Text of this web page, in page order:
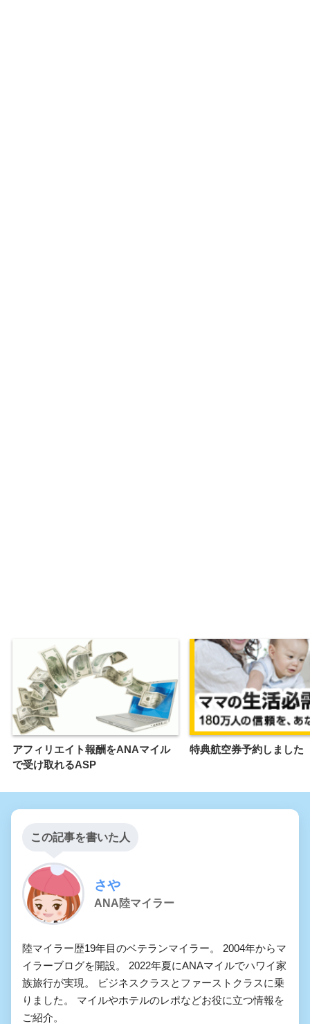
アフィリエイト報酬をANAマイル
で受け取れるASP
特典航空券予約しました
この記事を書いた人
さや
ANA陸マイラー
陸マイラー歴19年目のベテランマイラー。 2004年からマ
イラーブログを開設。 2022年夏にANAマイルでハワイ家
族旅行が実現。 ビジネスクラスとファーストクラスに乗
りました。 マイルやホテルのレポなどお役に立つ情報を
ご紹介。